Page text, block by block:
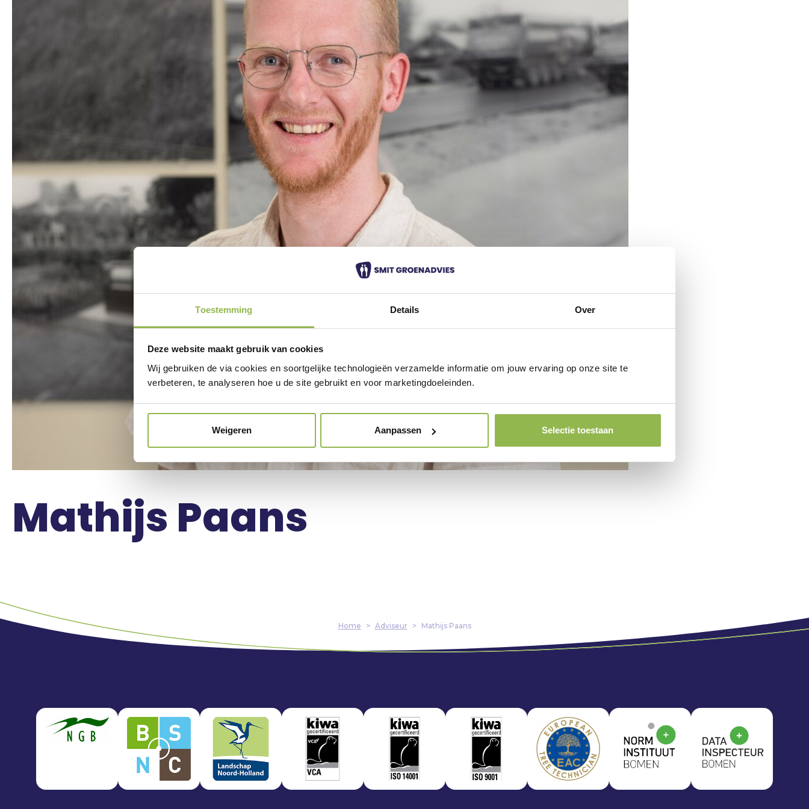
Toestemming Details Over
Deze website maakt gebruik van cookies
Wij gebruiken de via cookies en soortgelijke technologieën verzamelde informatie om jouw ervaring op onze site te
verbeteren, te analyseren hoe u de site gebruikt en voor marketingdoeleinden.
Weigeren Aanpassen Selectie toestaan
Mathijs Paans
Home > Adviseur > Mathijs Paans